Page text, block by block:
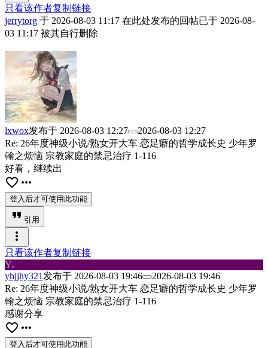
只看该作者复制链接
jerrytorg 于 2026-08-03 11:17 在此处发布的回帖已于 2026-08-
03 11:17 被其自行删除
lxwox发布于 2026-08-03 12:27
2026-08-03 12:27
Re: 26年度神级小说/熟女开大车 恋足癖的哲学成长史 少年罗
翰之烦恼 宗教家庭的禁忌治疗 1-116
好看，继续出
favorite_border more_horiz
登入后才可使用此功能
format_quote 引用
more_vert
只看该作者复制链接
Yh
yhjjhy321 发布于 2026-08-03 19:46
2026-08-03 19:46
Re: 26年度神级小说/熟女开大车 恋足癖的哲学成长史 少年罗
翰之烦恼 宗教家庭的禁忌治疗 1-116
感谢分享
favorite_border more_horiz
登入后才可使用此功能